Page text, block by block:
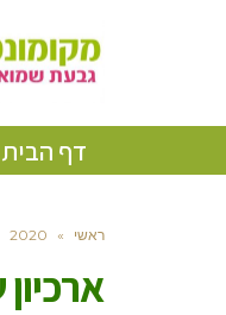
דף הבית
ראשי »
2020